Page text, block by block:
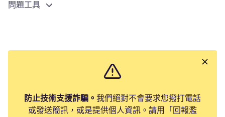
問題工具
防止技術支援詐騙。 我們絕對不會要求您撥打電話
或發送簡訊，或是提供個人資訊。請用「回報濫